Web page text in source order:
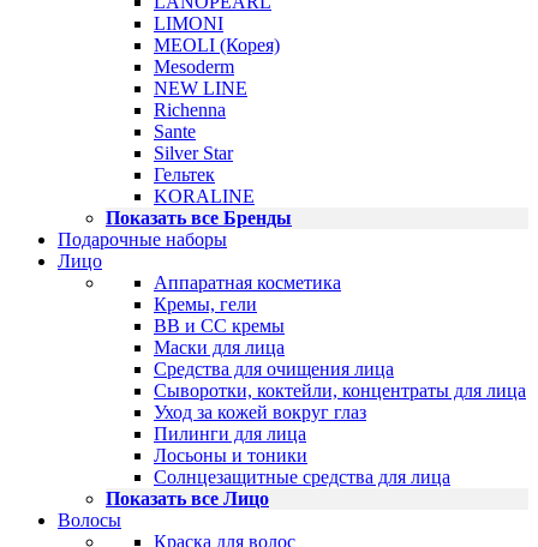
LIMONI
MEOLI (Корея)
Mesoderm
NEW LINE
Richenna
Sante
Silver Star
Гельтек
KORALINE
Показать все Бренды
Подарочные наборы
Лицо
Аппаратная косметика
Кремы, гели
BB и CC кремы
Маски для лица
Средства для очищения лица
Сыворотки, коктейли, концентраты для лица
Уход за кожей вокруг глаз
Пилинги для лица
Лосьоны и тоники
Солнцезащитные средства для лица
Показать все Лицо
Волосы
Краска для волос